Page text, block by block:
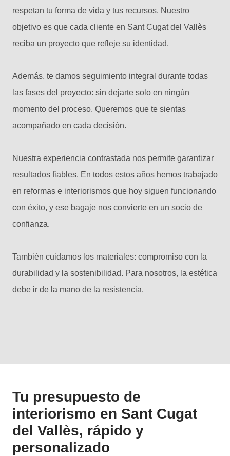
respetan tu forma de vida y tus recursos. Nuestro
objetivo es que cada cliente en Sant Cugat del Vallès
reciba un proyecto que refleje su identidad.
Además, te damos seguimiento integral durante todas
las fases del proyecto: sin dejarte solo en ningún
momento del proceso. Queremos que te sientas
acompañado en cada decisión.
Nuestra experiencia contrastada nos permite garantizar
resultados fiables. En todos estos años hemos trabajado
en reformas e interiorismos que hoy siguen funcionando
con éxito, y ese bagaje nos convierte en un socio de
confianza.
También cuidamos los materiales: compromiso con la
durabilidad y la sostenibilidad. Para nosotros, la estética
debe ir de la mano de la resistencia.
Tu presupuesto de
interiorismo en Sant Cugat
del Vallès, rápido y
personalizado